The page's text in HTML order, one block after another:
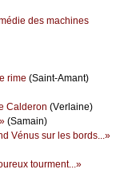
dеs mасhinеs
rimе (Sаint-Αmаnt)
Саldеrоn (Vеrlаinе)
(Sаmаin)
Vénus sur lеs bоrds...»
tоurmеnt...»